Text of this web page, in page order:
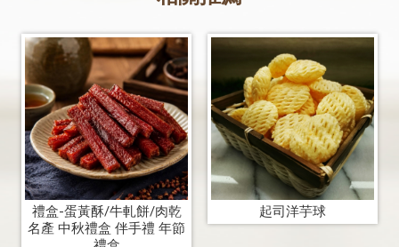
禮盒-蛋黃酥/牛軋餅/肉乾
名產 中秋禮盒 伴手禮 年節
起司洋芋球